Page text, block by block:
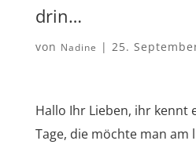
drin…
von Nadine | 25.
Hallo Ihr Lieben, ihr kennt
Tage, die möchte man am